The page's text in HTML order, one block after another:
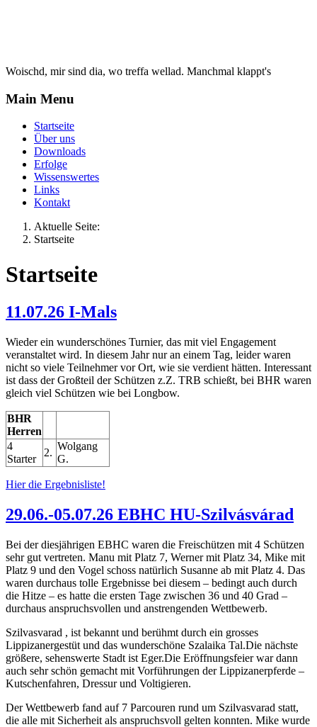
Woischd, mir sind dia, wo treffa wellad. Manchmal klappt's
Main Menu
Startseite
Über uns
Downloads
Erfolge
Wissenswertes
Links
Kontakt
Aktuelle Seite:
Startseite
Startseite
11.07.26 I-Mals
Wieder ein wunderschönes Turnier, das mit viel Engagement
veranstaltet wird. In diesem Jahr nur an einem Tag, leider waren
nicht so viele Teilnehmer vor Ort, wie sie verdient hätten. Interessant
ist dass der Großteil der Schützen z.Z. TRB schießt, bei BHR waren
gleich viel Schützen wie bei Longbow.
BHR
Herren
4
Starter
2.
Wolgang
G.
Hier die Ergebnisliste!
29.06.-05.07.26 EBHC HU-Szilvásvárad
Bei der diesjährigen EBHC waren die Freischützen mit 4 Schützen
sehr gut vertreten. Manu mit Platz 7, Werner mit Platz 34, Mike mit
Platz 9 und den Vogel schoss natürlich Susanne ab mit Platz 4. Das
waren durchaus tolle Ergebnisse bei diesem – bedingt auch durch
die Hitze – es hatte die ersten Tage zwischen 36 und 40 Grad –
durchaus anspruchsvollen und anstrengenden Wettbewerb.
Szilvasvarad , ist bekannt und berühmt durch ein grosses
Lippizanergestüt und das wunderschöne Szalaika Tal.Die nächste
größere, sehenswerte Stadt ist Eger.Die Eröffnungsfeier war dann
auch sehr schön gemacht mit Vorführungen der Lippizanerpferde –
Kutschenfahren, Dressur und Voltigieren.
Der Wettbewerb fand auf 7 Parcouren rund um Szilvasvarad statt,
die alle mit Sicherheit als anspruchsvoll gelten konnten. Mike wurde